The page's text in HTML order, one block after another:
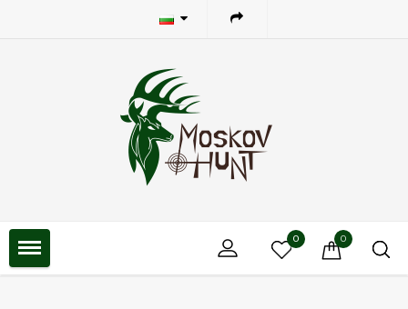
0 0